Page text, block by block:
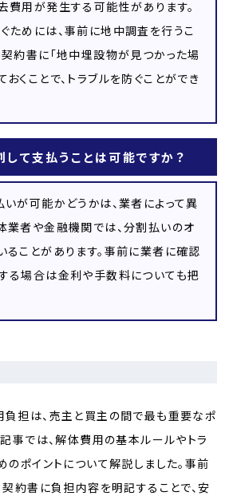
費用が発生する可能性があります。
ためには、事前に地中調査を行うこ
契約書に「地中埋設物が見つかった場
くことで、トラブルを防ぐことができ
て支払うことは可能ですか？
が可能かどうかは、業者によって異
業者や金融機関では、分割払いのオ
ることがあります。事前に業者に確認
る場合は金利や手数料についても把
担は、売主と買主の間で最も重要なポ
記事では、解体費用の基本ルールやトラ
のポイントについて解説しました。事前
契約書に負担内容を明記することで、安